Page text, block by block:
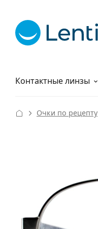
Контактные линзы
Растворы
Как заказать
Очки по рецепту